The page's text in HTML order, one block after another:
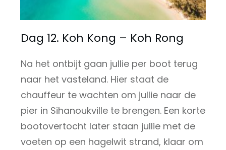
Dag 12. Koh Kong – Koh Rong
Na het ontbijt gaan jullie per boot terug
naar het vasteland. Hier staat de
chauffeur te wachten om jullie naar de
pier in Sihanoukville te brengen. Een korte
bootovertocht later staan jullie met de
voeten op een hagelwit strand, klaar om